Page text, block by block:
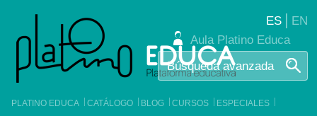
ES | EN
Aula Platino Educa
PLATINO EDUCA CATÁLOGO BLOG CURSOS
ESPECIALES